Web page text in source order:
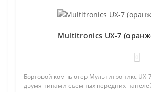
Multitronics UX-7
Бортовой компьютер Мультитроникс UX-
двумя типами съемных передних